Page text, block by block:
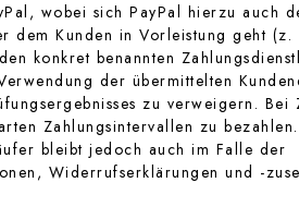
wobei sich PayPal hierzu auch
Kunden in Vorleistung geht (z.
konkret benannten
der übermittelten
zu verweigern. Bei
Zahlungsintervallen zu
bleibt jedoch auch im Falle der
Widerrufserklärungen und -